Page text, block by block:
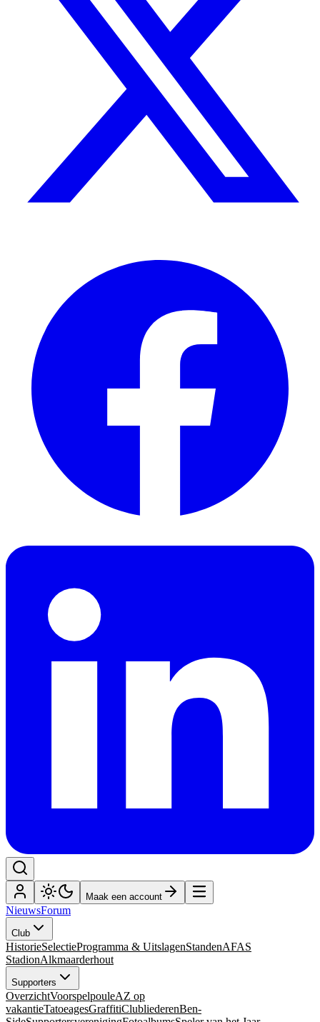
Maak een account
NieuwsForum
Club
HistorieSelectieProgramma & UitslagenStandenAFAS
StadionAlkmaarderhout
Supporters
OverzichtVoorspelpouleAZ op
vakantieTatoeagesGraffitiClubliederenBen-